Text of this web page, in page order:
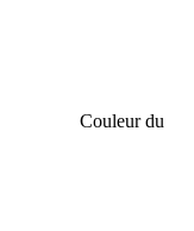
Couleur du